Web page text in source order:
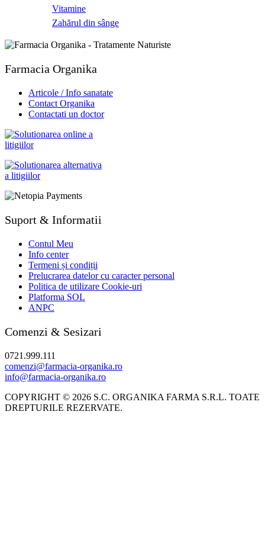
Vitamine
Zahărul din sânge
Farmacia Organika
Articole / Info sanatate
Contact Organika
Contactati un doctor
Suport & Informatii
Contul Meu
Info center
Termeni și condiții
Prelucrarea datelor cu caracter personal
Politica de utilizare Cookie-uri
Platforma SOL
ANPC
Comenzi & Sesizari
0721.999.111
comenzi@farmacia-organika.ro
info@farmacia-organika.ro
COPYRIGHT © 2026 S.C. ORGANIKA FARMA S.R.L. TOATE
DREPTURILE REZERVATE.